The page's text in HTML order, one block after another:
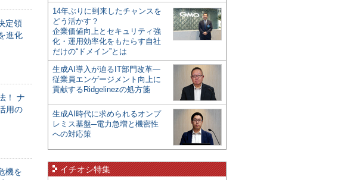
定領
進化
！ ナ
用の
機を
14年ぶりに到来したチャンスを
どう活かす？
企業価値向上とセキュリティ強
化・運用効率化をもたらす自社
だけの“ドメイン”とは
生成AI導入が迫るIT部門改革―
従業員エンゲージメント向上に
貢献するRidgelinezの処方箋
生成AI時代に求められるオンプ
レミス基盤─電力急増と機密性
への対応策
イチオシ特集